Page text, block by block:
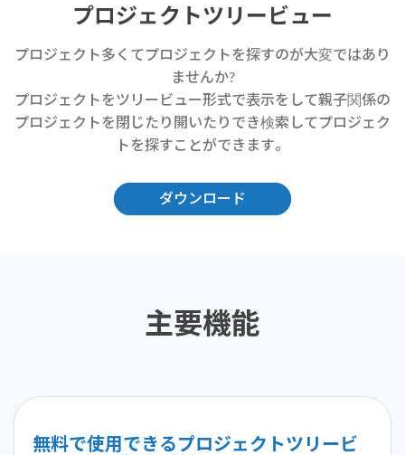
プロジェクトツリービュー
プロジェクト多くてプロジェクトを探すのが大変ではあり
ませんか?
プロジェクトをツリービュー形式で表示をして親子関係の
プロジェクトを閉じたり開いたりでき検索してプロジェク
トを探すことができます。
ダウンロード
主要機能
無料で使用できるプロジェクトツリービ